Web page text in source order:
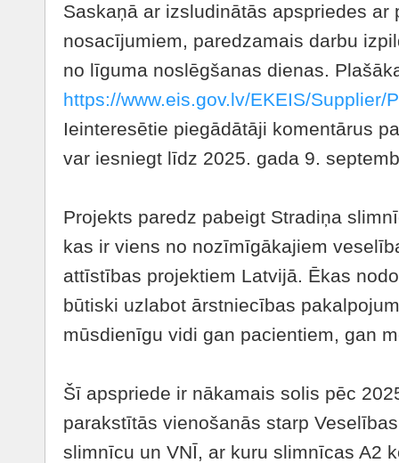
Saskaņā ar izsludinātās apspriedes ar
nosacījumiem, paredzamais darbu
no līguma noslēgšanas dienas.
https://www.eis.gov.lv/EKEIS/Supplier/
Ieinteresētie piegādātāji komentārus
var iesniegt līdz 2025. gada 9.
Projekts paredz pabeigt Stradiņa
kas ir viens no nozīmīgākajiem
attīstības projektiem Latvijā. Ēkas
būtiski uzlabot ārstniecības
mūsdienīgu vidi gan pacientiem, gan
Šī apspriede ir nākamais solis pēc
parakstītās vienošanās starp
slimnīcu un VNĪ, ar kuru slimnīcas A2